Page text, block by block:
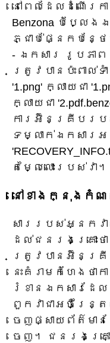
នៅពេលដែលដំណើរ
Benzona បំប្លែ
ភ្ជាប់ផ្នែកបន្ថ
- ឯកសារ រូបភា
ត្រូវបានប៉ះពាល់
'1.png' ក្លាយជា
ក្លាយជា
ការអ៊ិនគ្រីបរប
ទម្លាក់ឯកសារអ
តម្លៃលោះរបស់វា។
នៅខាងក្នុងកំណត់
សាររបស់អ្នកវ
ដល់ជនរងគ្រោះ
ត្រូវបានអ៊ិនគ្
នេះគំរាមកំហែងថ
រំខានឯកសារដែ
ពួកវាជាអចិន្ត្
ចេញផ្សាយព័ត៌មា
ចេញ។ ជនរងគ្រ